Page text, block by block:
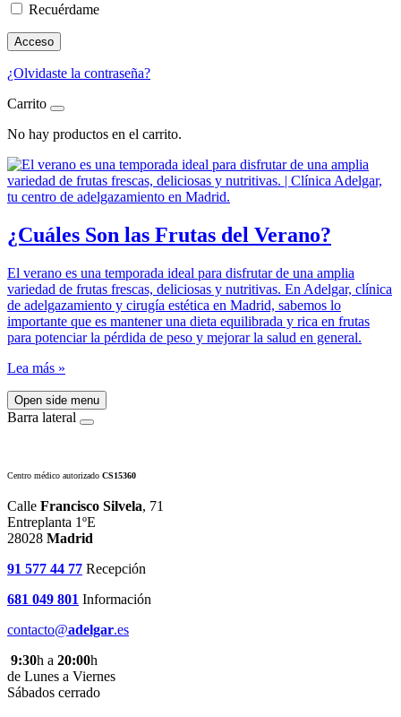
Recuérdame
Acceso
¿Olvidaste la contraseña?
Carrito
No hay productos en el carrito.
¿Cuáles Son las Frutas del Verano?
El verano es una temporada ideal para disfrutar de una amplia
variedad de frutas frescas, deliciosas y nutritivas. En Adelgar, clínica
de adelgazamiento y cirugía estética en Madrid, sabemos lo
importante que es mantener una dieta equilibrada y rica en frutas
para potenciar la pérdida de peso y mejorar la salud en general.
Lea más »
Open side menu
Barra lateral
Centro médico autorizado CS15360
Calle Francisco Silvela, 71
Entreplanta 1ºE
28028 Madrid
91 577 44 77 Recepción
681 049 801 Información
contacto@adelgar.es
9:30h a 20:00h
de Lunes a Viernes
Sábados cerrado